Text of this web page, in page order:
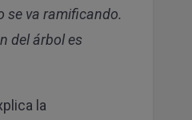
se va ramificando.
del árbol es
la